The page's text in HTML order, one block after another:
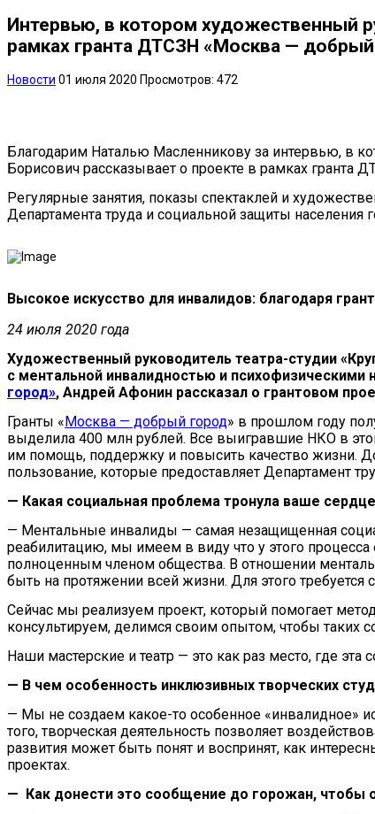
Интервью, в котором художественный
рамках гранта ДТСЗН «Москва —
Новости 01 июля 2020 Просмотров: 472
Благодарим Наталью Масленникову за интервью, в
Борисович рассказывает о проекте в рамках гранта
Регулярные занятия, показы спектаклей и
Департамента труда и социальной защиты
Высокое искусство для инвалидов: благодаря
24 июля 2020 года
Художественный руководитель театра-студии
с ментальной инвалидностью и
город», Андрей Афонин рассказал о грантовом
Гранты « Москва — добрый город» в прошлом году
выделила 400 млн рублей. Все выигравшие НКО в
им помощь, поддержку и повысить качество жизни.
пользование, которые предоставляет Департамент
— Какая социальная проблема тронула ваше
— Ментальные инвалиды — самая незащищенная
реабилитацию, мы имеем в виду что у этого
полноценным членом общества. В отношении
быть на протяжении всей жизни. Для этого
Сейчас мы реализуем проект, который помогает
консультируем, делимся своим опытом, чтобы таких
Наши мастерские и театр — это как раз место, где
— В чем особенность инклюзивных творческих
— Мы не создаем какое-то особенное «инвалидное»
того, творческая деятельность позволяет
развития может быть понят и воспринят, как
проектах.
— Как донести это сообщение до горожан, чтобы